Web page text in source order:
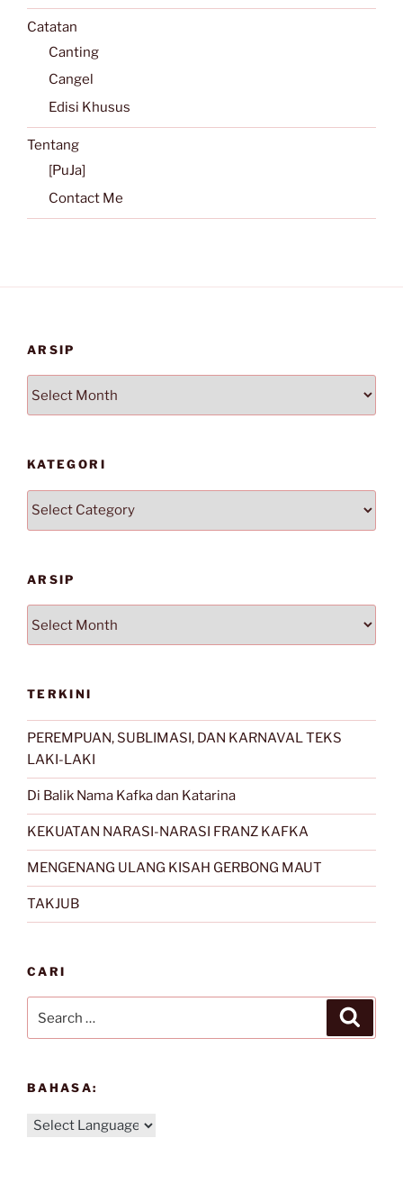
Catatan
Canting
Cangel
Edisi Khusus
Tentang
[PuJa]
Contact Me
ARSIP
KATEGORI
Kategori
ARSIP
TERKINI
PEREMPUAN, SUBLIMASI, DAN KARNAVAL TEKS
LAKI-LAKI
Di Balik Nama Kafka dan Katarina
KEKUATAN NARASI-NARASI FRANZ KAFKA
MENGENANG ULANG KISAH GERBONG MAUT
TAKJUB
CARI
for:
BAHASA: